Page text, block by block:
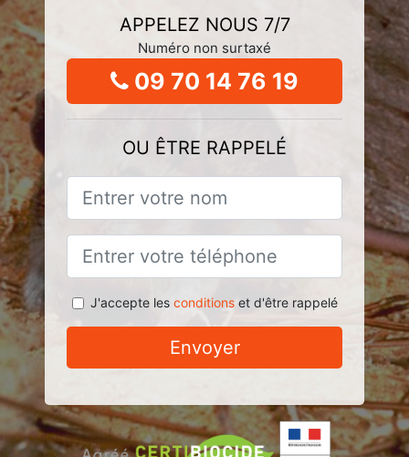
APPELEZ NOUS 7/7
Numéro non surtaxé
09 70 14 76 19
OU ÊTRE RAPPELÉ
J'accepte les conditionset d'être rappelé
Envoyer